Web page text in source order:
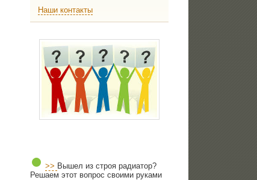
Наши контакты
>> Вышел из строя радиатор?
Решаем этот вопрос своими руками